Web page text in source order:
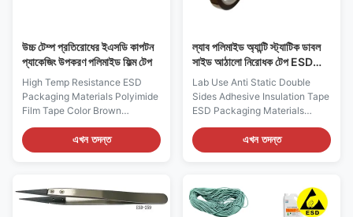
mobile phones
উচ্চ টেম্প প্রতিরোধের ইএসডি কাপটন
প্যাকেজিং উপকরণ পলিমাইড ফিল্ম টেপ
High Temp Resistance ESD
Packaging Materials Polyimide
Film Tape Color Brown
Description: Polyimide Film
Tape is a polyimide film and
silicone adhesive designed for
protection of printed circuit
board gold finger contacts
এখন তদন্ত
ল্যাব পলিমাইড অ্যান্টি স্ট্যাটিক ডাবল
সাইড আঠালো নিরোধক টেপ ESD
প্যাকেজিং
Lab Use Anti Static Double
Sides Adhesive Insulation Tape
ESD Packaging Materials
Polyimide Film Tape
Description: Polyimide Film
Tape is a polyimide film and
applications, including the
protection of printed circuit
এখন তদন্ত